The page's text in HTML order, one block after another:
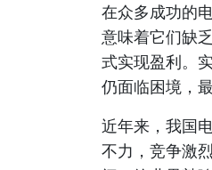
在众多成功的
意味着它们缺
式实现盈利。
仍面临困境，
近年来，我国
不力，竞争激